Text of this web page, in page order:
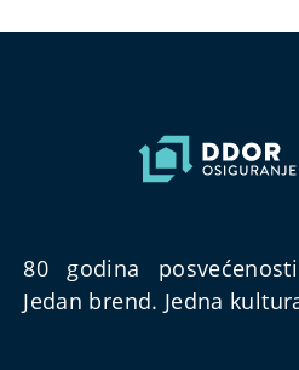
80 godina
Jedan brend. Jedna